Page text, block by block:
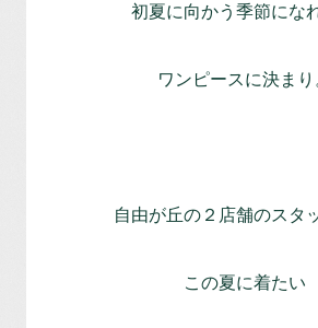
初夏に向かう季節にな
ワンピースに決まり
自由が丘の２店舗のスタ
この夏に着たい